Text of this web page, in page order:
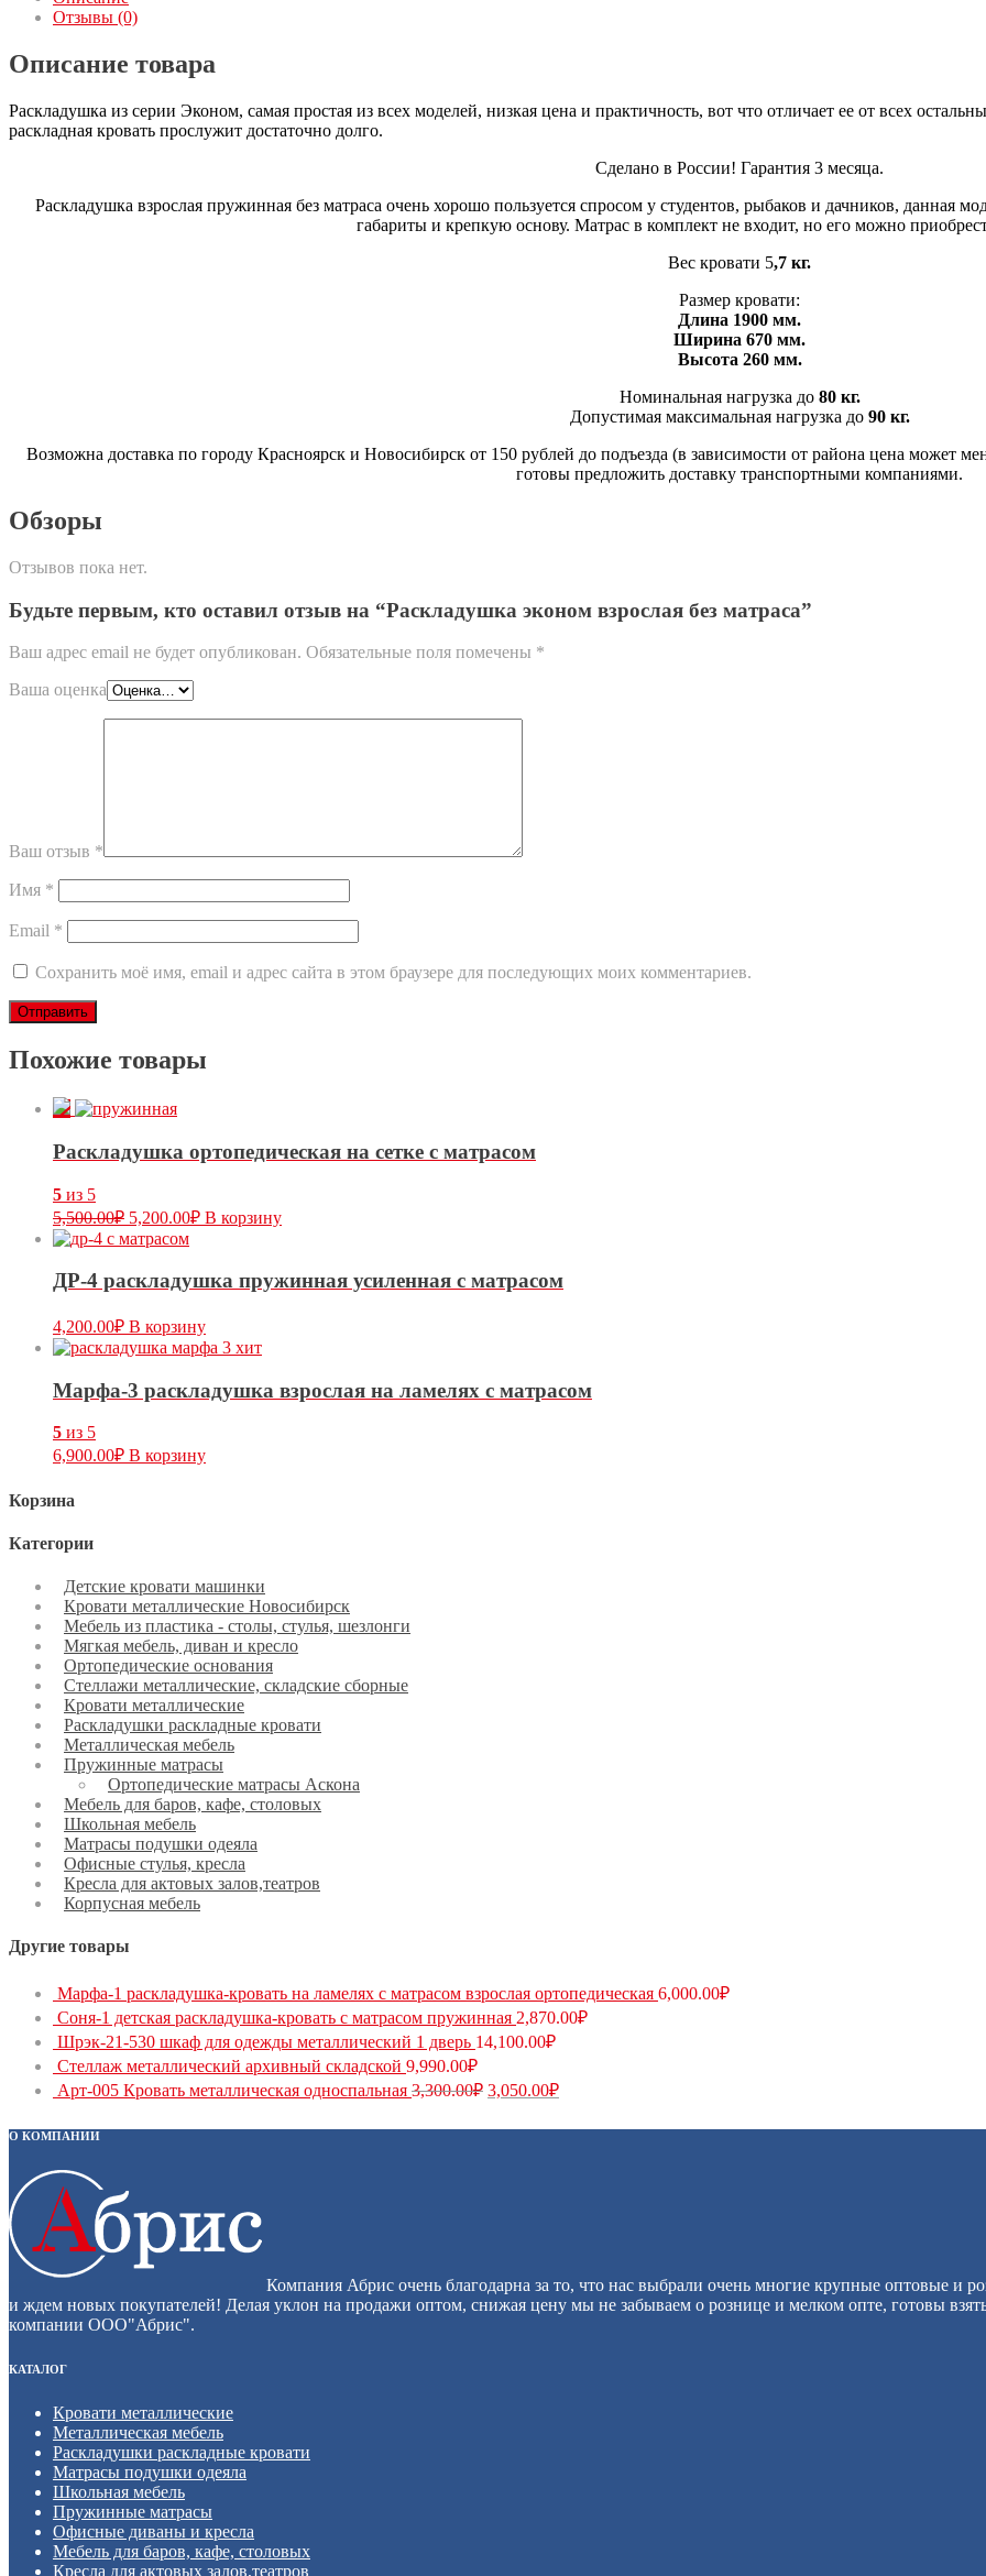
Отзывы (0)
Описание товара
Раскладушка из серии Эконом, самая простая из всех моделей, низкая цена и практичность, вот что отличает ее от всех
раскладная кровать прослужит достаточно долго.
Сделано в России! Гарантия 3 месяца.
Раскладушка взрослая пружинная без матраса очень хорошо пользуется спросом у студентов, рыбаков и дачников, данная
габариты и крепкую основу. Матрас в комплект не входит, но его можно
Вес кровати 5,7 кг.
Размер кровати:
Длина 1900 мм.
Ширина 670 мм.
Высота 260 мм.
Номинальная нагрузка до 80 кг.
Допустимая максимальная нагрузка до90 кг.
Возможна доставка по городу Красноярск и Новосибирск от 150 рублей до подъезда (в зависимости от района цена может
готовы предложить доставку транспортными компаниями.
Обзоры
Отзывов пока нет.
Будьте первым, кто оставил отзыв на “Раскладушка эконом взрослая без матраса”
Ваш адрес email не будет опубликован. Обязательные поля помечены *
Ваша оценка
Ваш отзыв *
Имя *
Email *
Сохранить моё имя, email и адрес сайта в этом браузере для последующих моих комментариев.
Похожие товары
Раскладушка ортопедическая на сетке с матрасом
5 из 5
5,500.00₽ 5,200.00₽ В корзину
ДР-4 раскладушка пружинная усиленная с матрасом
4,200.00₽ В корзину
Марфа-3 раскладушка взрослая на ламелях с матрасом
5 из 5
6,900.00₽ В корзину
Корзина
Категории
Детские кровати машинки
Кровати металлические Новосибирск
Мебель из пластика - столы, стулья, шезлонги
Мягкая мебель, диван и кресло
Ортопедические основания
Стеллажи металлические, складские сборные
Кровати металлические
Раскладушки раскладные кровати
Металлическая мебель
Пружинные матрасы
Ортопедические матрасы Аскона
Мебель для баров, кафе, столовых
Школьная мебель
Матрасы подушки одеяла
Офисные стулья, кресла
Кресла для актовых залов,театров
Корпусная мебель
Другие товары
Марфа-1 раскладушка-кровать на ламелях с матрасом взрослая ортопедическая 6,000.00₽
Соня-1 детская раскладушка-кровать с матрасом пружинная 2,870.00₽
Шрэк-21-530 шкаф для одежды металлический 1 дверь 14,100.00₽
Стеллаж металлический архивный складской 9,990.00₽
Арт-005 Кровать металлическая односпальная 3,300.00₽ 3,050.00₽
О КОМПАНИИ
Компания Абрис очень благодарна за то, что нас выбрали очень многие крупные оптовые и
и ждем новых покупателей! Делая уклон на продажи оптом, снижая цену мы не забываем о рознице и мелком опте, готовы
компании ООО"Абрис".
КАТАЛОГ
Кровати металлические
Металлическая мебель
Раскладушки раскладные кровати
Матрасы подушки одеяла
Школьная мебель
Пружинные матрасы
Офисные диваны и кресла
Мебель для баров, кафе, столовых
Кресла для актовых залов,театров